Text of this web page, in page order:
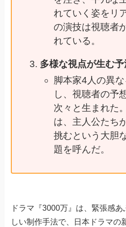
れていく姿をリ
の演技は視聴者
れている。
多様な視点が生む
脚本家4人の異
し、視聴者の予
次々と生まれた
は、主人公たち
挑むという大胆
題を呼んだ。
ドラマ『3000万』は、緊張感
しい制作手法で、日本ドラマの